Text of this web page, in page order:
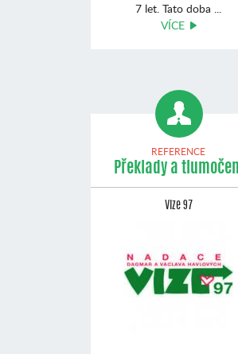
7 let. Tato doba ...
VÍCE
REFERENCE
Překlady a tlumočení
Vize 97